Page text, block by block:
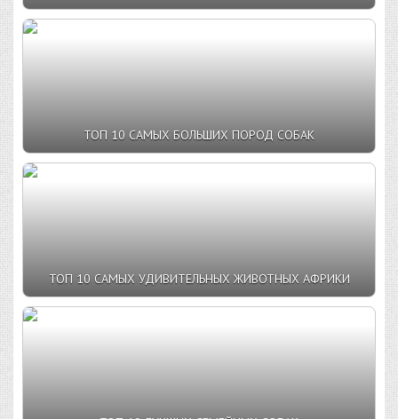
ТОП 10 САМЫХ БОЛЬШИХ ПОРОД СОБАК
ТОП 10 САМЫХ УДИВИТЕЛЬНЫХ ЖИВОТНЫХ АФРИКИ